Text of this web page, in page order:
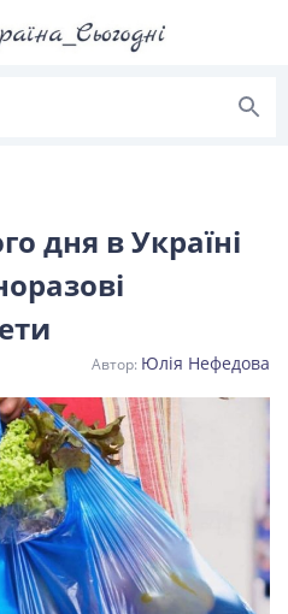
Львів
дня в Україні
Юлія Нефедова